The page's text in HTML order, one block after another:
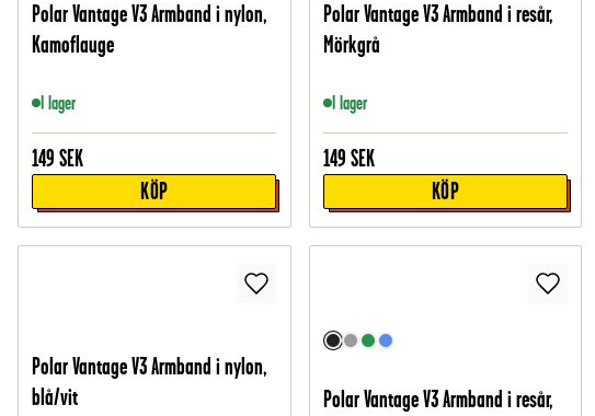
Polar Vantage V3 Armband i nylon,
Kamoflauge
I lager
149 SEK
KÖP
Polar Vantage V3 Armband i resår,
Mörkgrå
I lager
149 SEK
KÖP
Polar Vantage V3 Armband i nylon,
blå/vit
Polar Vantage V3 Armband i resår,